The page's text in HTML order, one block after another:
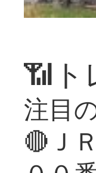
📶ト
注目
🔴Ｊ